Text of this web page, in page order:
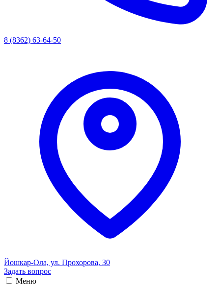
8 (8362) 63-64-50
Йошкар-Ола, ул. Прохорова, 30
Задать вопрос
Меню